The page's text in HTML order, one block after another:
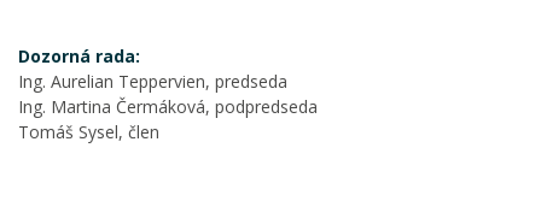
Dozorná rada:
Ing. Aurelian Teppervien, predseda
Ing. Martina Čermáková, podpredseda
Tomáš Sysel, člen